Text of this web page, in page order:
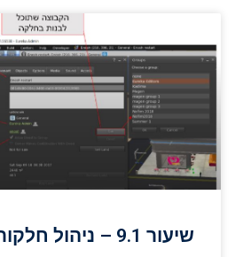
שיעור 9.1 – ניהול חלקות – PARCEL